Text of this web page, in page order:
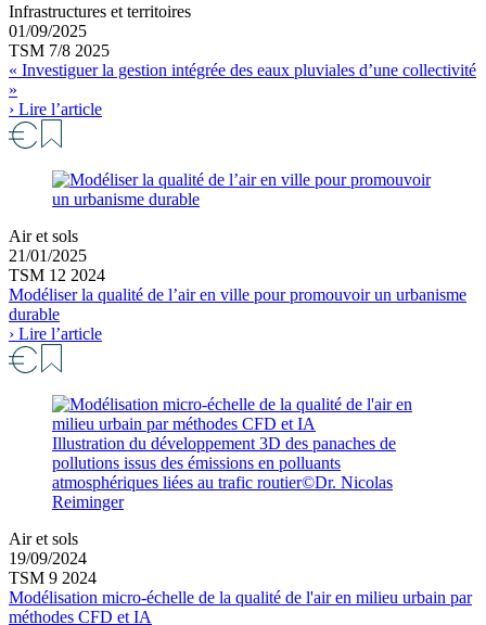
Infrastructures et territoires
01/09/2025
TSM 7/8 2025
« Investiguer la gestion intégrée des eaux pluviales d’une collectivité
»
› Lire l’article
Air et sols
21/01/2025
TSM 12 2024
Modéliser la qualité de l’air en ville pour promouvoir un urbanisme
durable
› Lire l’article
Illustration du développement 3D des panaches de
pollutions issus des émissions en polluants
atmosphériques liées au trafic routier©Dr. Nicolas
Reiminger
Air et sols
19/09/2024
TSM 9 2024
Modélisation micro-échelle de la qualité de l'air en milieu urbain par
méthodes CFD et IA